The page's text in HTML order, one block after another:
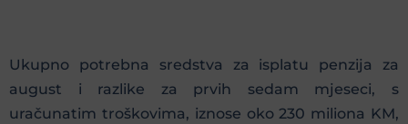
Ukupno potrebna sredstva za isplatu penzija za
august i razlike za prvih sedam mjeseci, s
uračunatim troškovima, iznose oko 230 miliona KM,